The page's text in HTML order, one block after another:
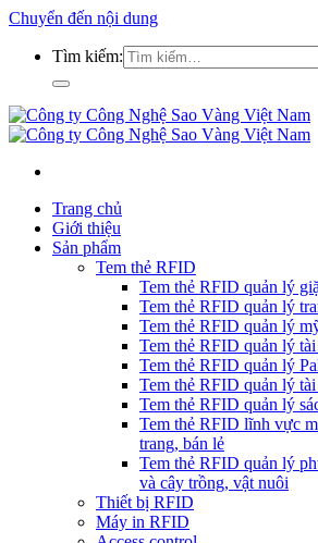
Chuyển đến nội dung
Tìm kiếm:
Trang chủ
Giới thiệu
Sản phẩm
Tem thẻ RFID
Tem thẻ RFID quản lý
Tem thẻ RFID quản lý
Tem thẻ RFID quản lý
Tem thẻ RFID quản lý
Tem thẻ RFID quản lý
Tem thẻ RFID quản lý tài
Tem thẻ RFID quản lý
Tem thẻ RFID lĩnh vực
trang, bán lẻ
Tem thẻ RFID quản lý
và cây trồng, vật nuôi
Thiết bị RFID
Máy in RFID